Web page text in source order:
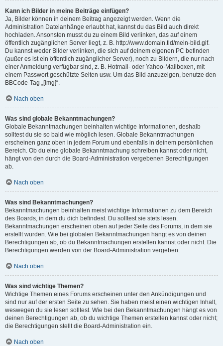
Kann ich Bilder in meine Beiträge einfügen?
Ja, Bilder können in deinem Beitrag angezeigt werden. Wenn die
Administration Dateianhänge erlaubt hat, kannst du das Bild auch direkt
hochladen. Ansonsten musst du zu einem Bild verlinken, das auf einem
öffentlich zugänglichen Server liegt, z. B. http://www.domain.tld/mein-bild.gif.
Du kannst weder Bilder verlinken, die sich auf deinem eigenen PC befinden
(außer es ist ein öffentlich zugänglicher Server), noch zu Bildern, die nur nach
einer Anmeldung verfügbar sind, z. B. Hotmail- oder Yahoo-Mailboxen, mit
einem Passwort geschützte Seiten usw. Um das Bild anzuzeigen, benutze den
BBCode-Tag „[img]“.
Nach oben
Was sind globale Bekanntmachungen?
Globale Bekanntmachungen beinhalten wichtige Informationen, deshalb
solltest du sie so bald wie möglich lesen. Globale Bekanntmachungen
erscheinen ganz oben in jedem Forum und ebenfalls in deinem persönlichen
Bereich. Ob du eine globale Bekanntmachung schreiben kannst oder nicht,
hängt von den durch die Board-Administration vergebenen Berechtigungen
ab.
Nach oben
Was sind Bekanntmachungen?
Bekanntmachungen beinhalten meist wichtige Informationen zu dem Bereich
des Boards, in dem du dich befindest. Du solltest sie stets lesen.
Bekanntmachungen erscheinen oben auf jeder Seite des Forums, in dem sie
erstellt wurden. Wie bei globalen Bekanntmachungen hängt es von deinen
Berechtigungen ab, ob du Bekanntmachungen erstellen kannst oder nicht. Die
Berechtigungen werden von der Board-Administration vergeben.
Nach oben
Was sind wichtige Themen?
Wichtige Themen eines Forums erscheinen unter den Ankündigungen und
sind nur auf der ersten Seite zu sehen. Sie haben meist einen wichtigen Inhalt,
weswegen du sie lesen solltest. Wie bei den Bekanntmachungen hängt es von
deinen Berechtigungen ab, ob du wichtige Themen erstellen kannst oder nicht;
die Berechtigungen stellt die Board-Administration ein.
Nach oben